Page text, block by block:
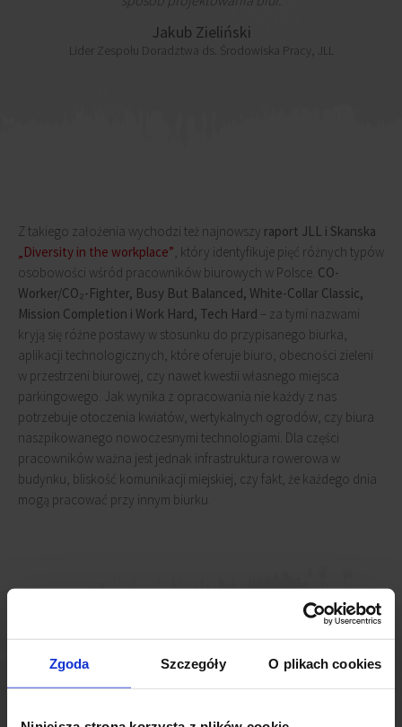
Zgoda Szczegóły O plikach cookies
Jakub Zieliński
Lider Zespołu Doradztwa ds. Środowiska Pracy, JLL
Z takiego założenia wychodzi też najnowszy raport JLL i Skanska
„Diversity in the workplace” , który identyfikuje pięć różnych typów
osobowości wśród pracowników biurowych w Polsce. CO-
Worker/CO₂-Fighter, Busy But Balanced, White-Collar Classic,
Mission Completion i Work Hard, Tech Hard – za tymi nazwami
kryją się różne postawy w stosunku do przypisanego biurka,
aplikacji technologicznych, które oferuje biuro, obecności zieleni
w przestrzeni biurowej, czy nawet kwestii własnego miejsca
parkingowego. Jak wynika z opracowania nie każdy z nas
potrzebuje otoczenia kwiatów, wertykalnych ogrodów, czy biura
naszpikowanego nowoczesnymi technologiami. Dla części
pracowników ważna jest jednak infrastruktura rowerowa w
budynku, bliskość komunikacji miejskiej, czy fakt, że każdego dnia
mogą pracować przy innym biurku.